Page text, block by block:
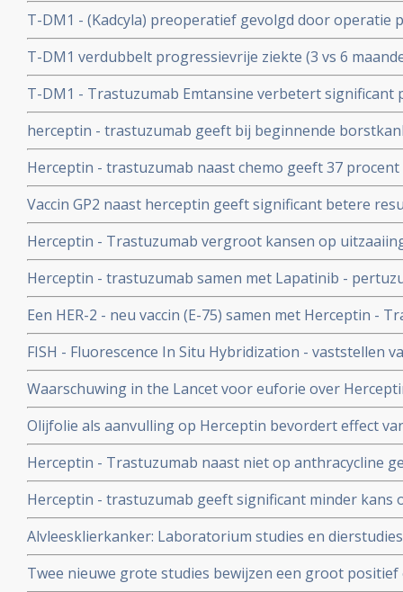
T-DM1 - (Kadcyla) preoperatief gevolgd door operatie
chemo, geeft 25 procent meer - 40% vs 15 % -
Her2 pos, ongeacht hormoonstatus in vergelijking
herceptin
T-DM1 verdubbelt progressievrije ziekte (3 vs 6
voor uitbehandelde borstkankerpatiënten met Her2
van arts
T-DM1 - Trastuzumab Emtansine verbetert significant
vrouwen met uitgezaaide borstkanker - HER2 positief
met herceptin. in vergelijking met Capecitabine -
herceptin - trastuzumab geeft bij beginnende
positieve lymfklier significant betere ziektevrije tijd en
en HER2 status op 8 jaars meting
Herceptin - trastuzumab naast chemo geeft 37
10 procent meer overlevingen op 10 jaar bij Her2
Vaccin GP2 naast herceptin geeft significant betere
herceptin bij Her2 positieve borstkanker copy 1
Herceptin - Trastuzumab vergroot kansen op
zenuwstelsel bij vrouwen met HER2-Neu positieve
Herceptin - trastuzumab samen met Lapatinib -
voor HER2-positieve borstkanker is twee keer zo
alleen
Een HER-2 - neu vaccin (E-75) samen met Herceptin -
op een recidief van borstkanker met 57 procent t.o.v.
Trastuzumab alleen
FISH - Fluorescence In Situ Hybridization - vaststellen
lichtgevende technieken buiten de laboratoria is
Neu expressie bij borstkankerpatiënten aan
technieken
Waarschuwing in the Lancet voor euforie over
resultaten uit een fase III studie met Herceptin en
Olijfolie als aanvulling op Herceptin bevordert effect
borstkanker en onderdrukt het Her-2/neu (erbB-2)
Herceptin - Trastuzumab naast niet op anthracycline
borstkanker geeft ook zelfde positieve effect op
maar minder risico op hartfalen en andere
Herceptin - trastuzumab geeft significant minder kans
chemokuren bij borstkanker stadium I, II en III.
Alvleesklierkanker: Laboratorium studies en
Herceptin in combinatie met gemcitabine en/of
alvleesklierkanker
Twee nieuwe grote studies bewijzen een groot positief